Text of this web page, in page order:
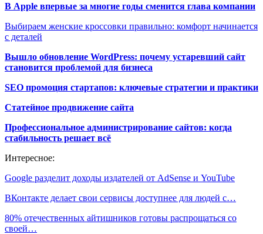
В Apple впервые за многие годы сменится глава компании
Выбираем женские кроссовки правильно: комфорт начинается
с деталей
Вышло обновление WordPress: почему устаревший сайт
становится проблемой для бизнеса
SEO промоция стартапов: ключевые стратегии и практики
Статейное продвижение сайта
Профессиональное администрирование сайтов: когда
стабильность решает всё
Интересное:
Google разделит доходы издателей от AdSense и YouTube
ВКонтакте делает свои сервисы доступнее для людей с…
80% отечественных айтишников готовы распрощаться со
своей…